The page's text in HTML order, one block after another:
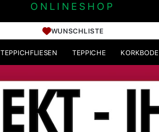
ONLINESHOP
WUNSCHLISTE
TEPPICHFLIESEN TEPPICHE